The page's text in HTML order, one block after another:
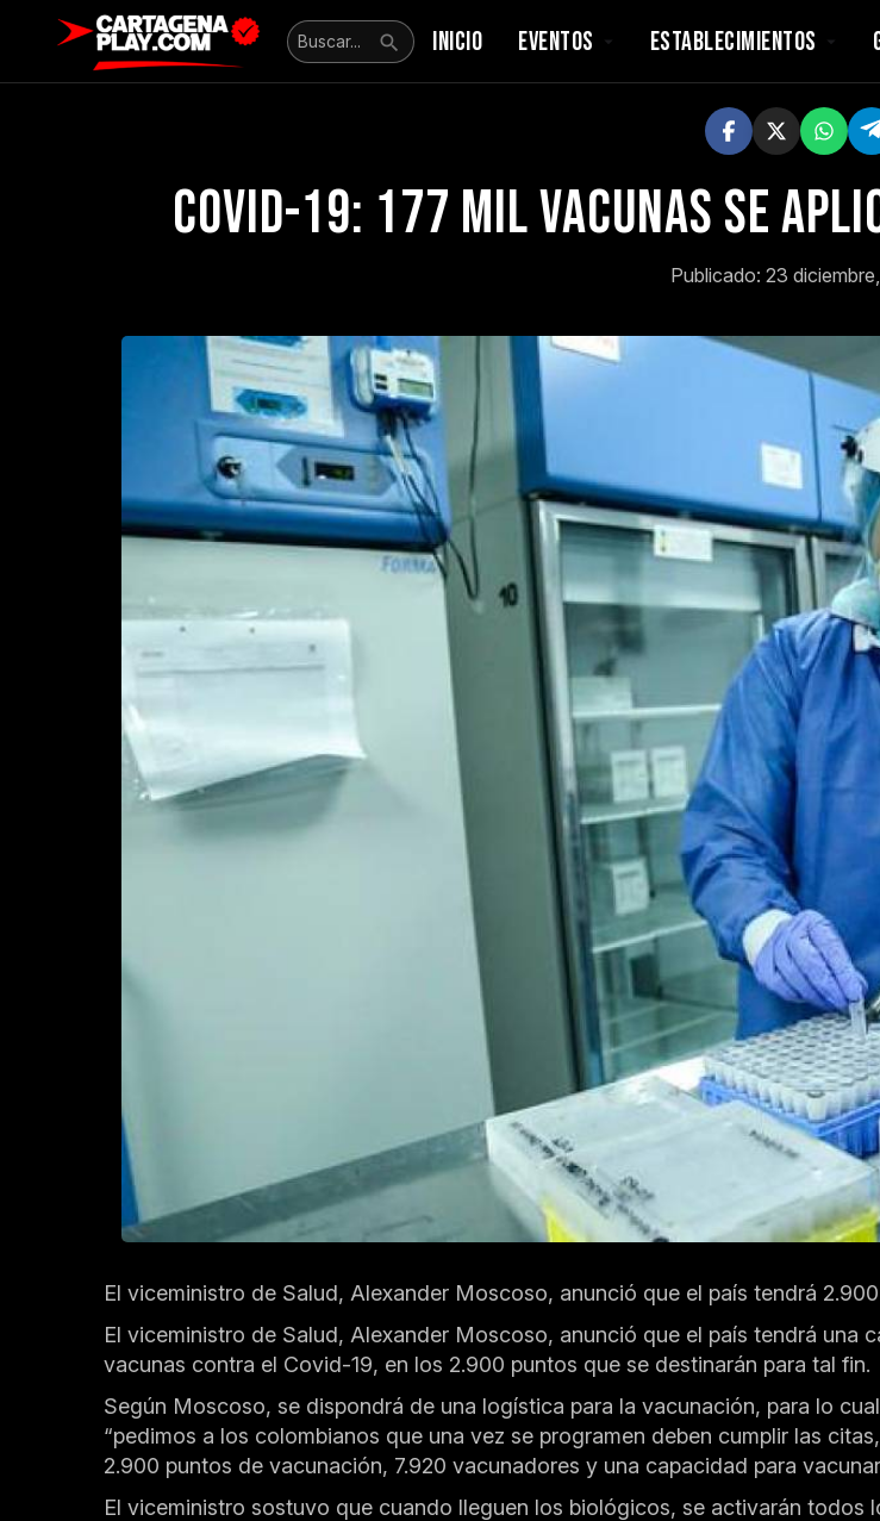
INICIO EVENTOS ESTABLECIMIENTOS
COVID-19: 177 mil vacunas se
Publicado: 23
El viceministro de Salud, Alexander Moscoso, anunció que el país tendrá
El viceministro de Salud, Alexander Moscoso, anunció que el país tendrá una
vacunas contra el Covid-19, en los 2.900 puntos que se destinarán para tal fin.
Según Moscoso, se dispondrá de una logística para la vacunación, para lo
“pedimos a los colombianos que una vez se programen deben cumplir las
2.900 puntos de vacunación, 7.920 vacunadores y una capacidad para
El viceministro sostuvo que cuando lleguen los biológicos, se activarán